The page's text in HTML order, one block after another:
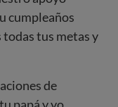
cumpleaños
todas tus metas y
de